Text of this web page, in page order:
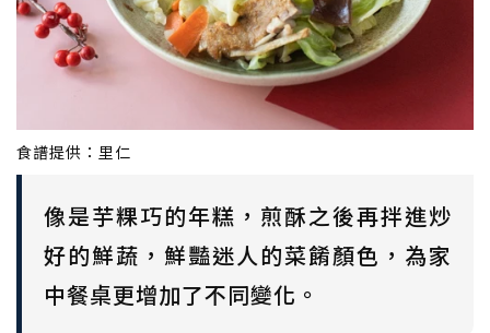
食譜提供：里仁
像是芋粿巧的年糕，煎酥之後再拌進炒
好的鮮蔬，鮮豔迷人的菜餚顏色，為家
中餐桌更增加了不同變化。